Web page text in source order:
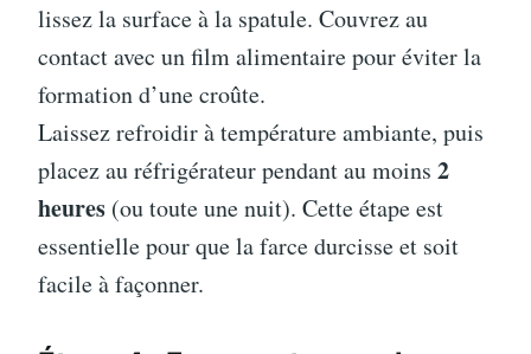
lissez la surface à la spatule. Couvrez au
contact avec un film alimentaire pour éviter la
formation d’une croûte.
Laissez refroidir à température ambiante, puis
placez au réfrigérateur pendant au moins 2
heures (ou toute une nuit). Cette étape est
essentielle pour que la farce durcisse et soit
facile à façonner.